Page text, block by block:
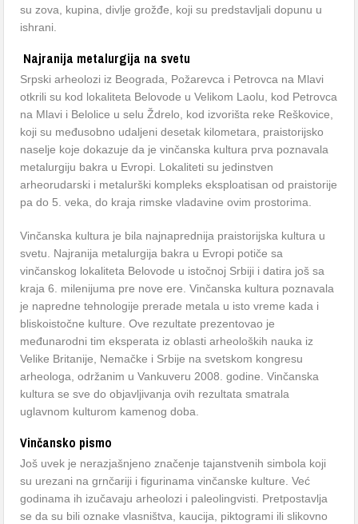
su zova, kupina, divlje grožđe, koji su predstavljali dopunu u
ishrani.
Najranija metalurgija na svetu
Srpski arheolozi iz Beograda, Požarevca i Petrovca na Mlavi
otkrili su kod lokaliteta Belovode u Velikom Laolu, kod Petrovca
na Mlavi i Belolice u selu Ždrelo, kod izvorišta reke Reškovice,
koji su međusobno udaljeni desetak kilometara, praistorijsko
naselje koje dokazuje da je vinčanska kultura prva poznavala
metalurgiju bakra u Evropi. Lokaliteti su jedinstven
arheorudarski i metalurški kompleks eksploatisan od praistorije
pa do 5. veka, do kraja rimske vladavine ovim prostorima.
Vinčanska kultura je bila najnaprednija praistorijska kultura u
svetu. Najranija metalurgija bakra u Evropi potiče sa
vinčanskog lokaliteta Belovode u istočnoj Srbiji i datira još sa
kraja 6. milenijuma pre nove ere. Vinčanska kultura poznavala
je napredne tehnologije prerade metala u isto vreme kada i
bliskoistočne kulture. Ove rezultate prezentovao je
međunarodni tim eksperata iz oblasti arheoloških nauka iz
Velike Britanije, Nemačke i Srbije na svetskom kongresu
arheologa, održanim u Vankuveru 2008. godine. Vinčanska
kultura se sve do objavljivanja ovih rezultata smatrala
uglavnom kulturom kamenog doba.
Vinčansko pismo
Još uvek je nerazjašnjeno značenje tajanstvenih simbola koji
su urezani na grnčariji i figurinama vinčanske kulture. Već
godinama ih izučavaju arheolozi i paleolingvisti. Pretpostavlja
se da su bili oznake vlasništva, kaucija, piktogrami ili slikovno